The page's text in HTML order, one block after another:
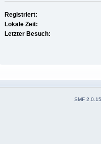
Registriert:
Lokale Zeit:
Letzter Besuch:
SMF 2.0.15